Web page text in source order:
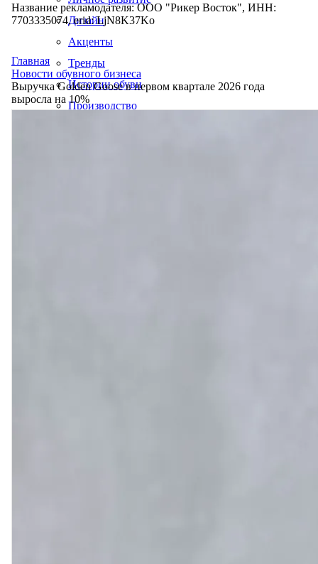
Дизайн
Акценты
Тренды
Истории обуви
Производство
Название рекламодателя: ООО "Рикер Восток", ИНН:
7703335074, erid: LjN8K37Ko
Главная
Новости обувного бизнеса
Выручка Golden Goose в первом квартале 2026 года
выросла на 10%